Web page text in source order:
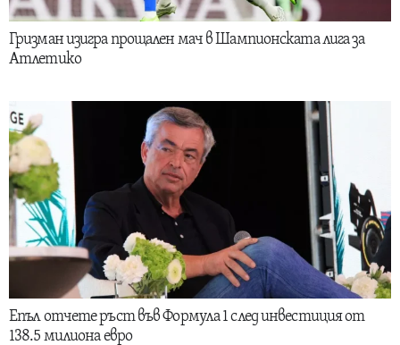
Гризман изигра прощален мач в Шампионската лига за
Атлетико
Епъл отчете ръст във Формула 1 след инвестиция от
138.5 милиона евро